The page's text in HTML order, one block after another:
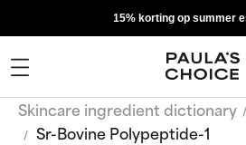
15% korting op summer
Skincare ingredient dictionary
Sr-Bovine Polypeptide-1